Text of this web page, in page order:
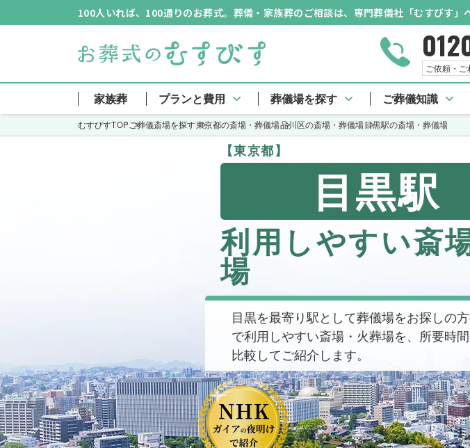
100人いれば、100通りのお葬式。葬儀・家族葬のご相談は、専門葬儀社「むすびす」
ご依頼・
家族葬 プランと費用 葬儀場を探す ご葬儀知識
むすびすTOPご葬儀斎場を探す東京都の斎場・葬儀場品川区の斎場・葬儀場目黒駅の斎場・葬儀場
【東京都】
目黒駅
利用しやすい斎
場
目黒を最寄り駅として葬儀場をお探しの
で利用しやすい斎場・火葬場を、所要時
比較してご紹介します。